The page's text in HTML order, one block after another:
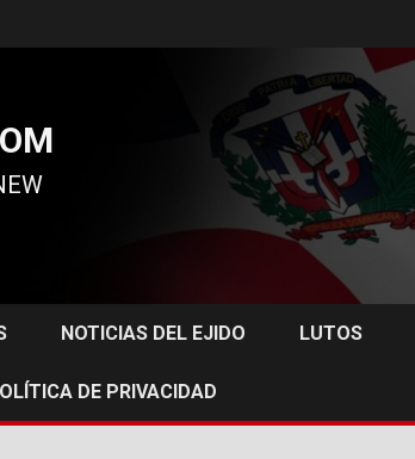
NOTICIAS DEL EJIDO LUTOS
DE PRIVACIDAD